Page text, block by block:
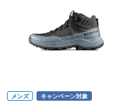
メンズ キャンペーン対象